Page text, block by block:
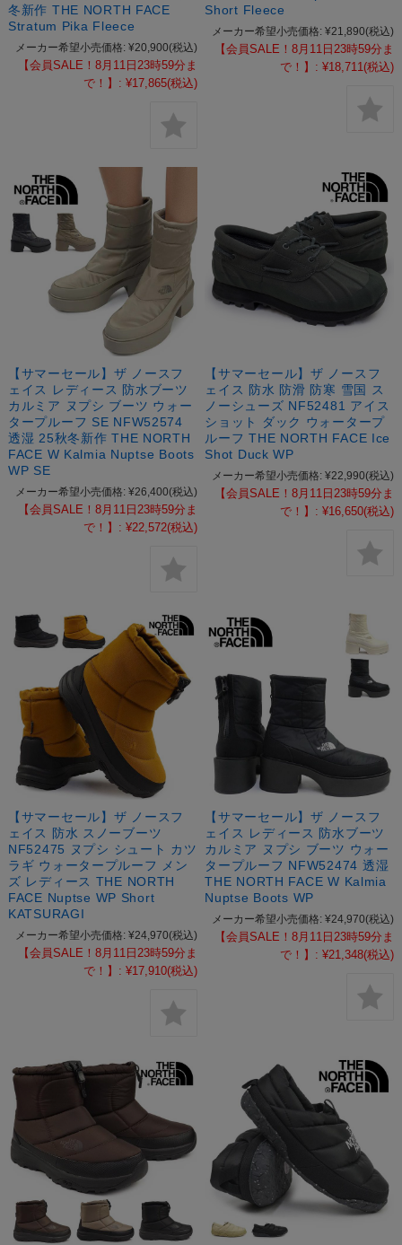
冬新作 THE NORTH FACE
Stratum Pika Fleece
メーカー希望小売価格: ¥20,900(税込)
【会員SALE！8月11日23時59分ま
で！】: ¥17,865(税込)
Short Fleece
メーカー希望小売価格: ¥21,890(税込)
【会員SALE！8月11日23時59分ま
で！】: ¥18,711(税込)
【サマーセール】ザ ノースフ
ェイス レディース 防水ブーツ
カルミア ヌプシ ブーツ ウォー
タープルーフ SE NFW52574
透湿 25秋冬新作 THE NORTH
FACE W Kalmia Nuptse Boots
WP SE
メーカー希望小売価格: ¥26,400(税込)
【会員SALE！8月11日23時59分ま
で！】: ¥22,572(税込)
【サマーセール】ザ ノースフ
ェイス 防水 防滑 防寒 雪国 ス
ノーシューズ NF52481 アイス
ショット ダック ウォータープ
ルーフ THE NORTH FACE Ice
Shot Duck WP
メーカー希望小売価格: ¥22,990(税込)
【会員SALE！8月11日23時59分ま
で！】: ¥16,650(税込)
【サマーセール】ザ ノースフ
ェイス 防水 スノーブーツ
NF52475 ヌプシ シュート カツ
ラギ ウォータープルーフ メン
ズ レディース THE NORTH
FACE Nuptse WP Short
KATSURAGI
メーカー希望小売価格: ¥24,970(税込)
【会員SALE！8月11日23時59分ま
で！】: ¥17,910(税込)
【サマーセール】ザ ノースフ
ェイス レディース 防水ブーツ
カルミア ヌプシ ブーツ ウォー
タープルーフ NFW52474 透湿
THE NORTH FACE W Kalmia
Nuptse Boots WP
メーカー希望小売価格: ¥24,970(税込)
【会員SALE！8月11日23時59分ま
で！】: ¥21,348(税込)